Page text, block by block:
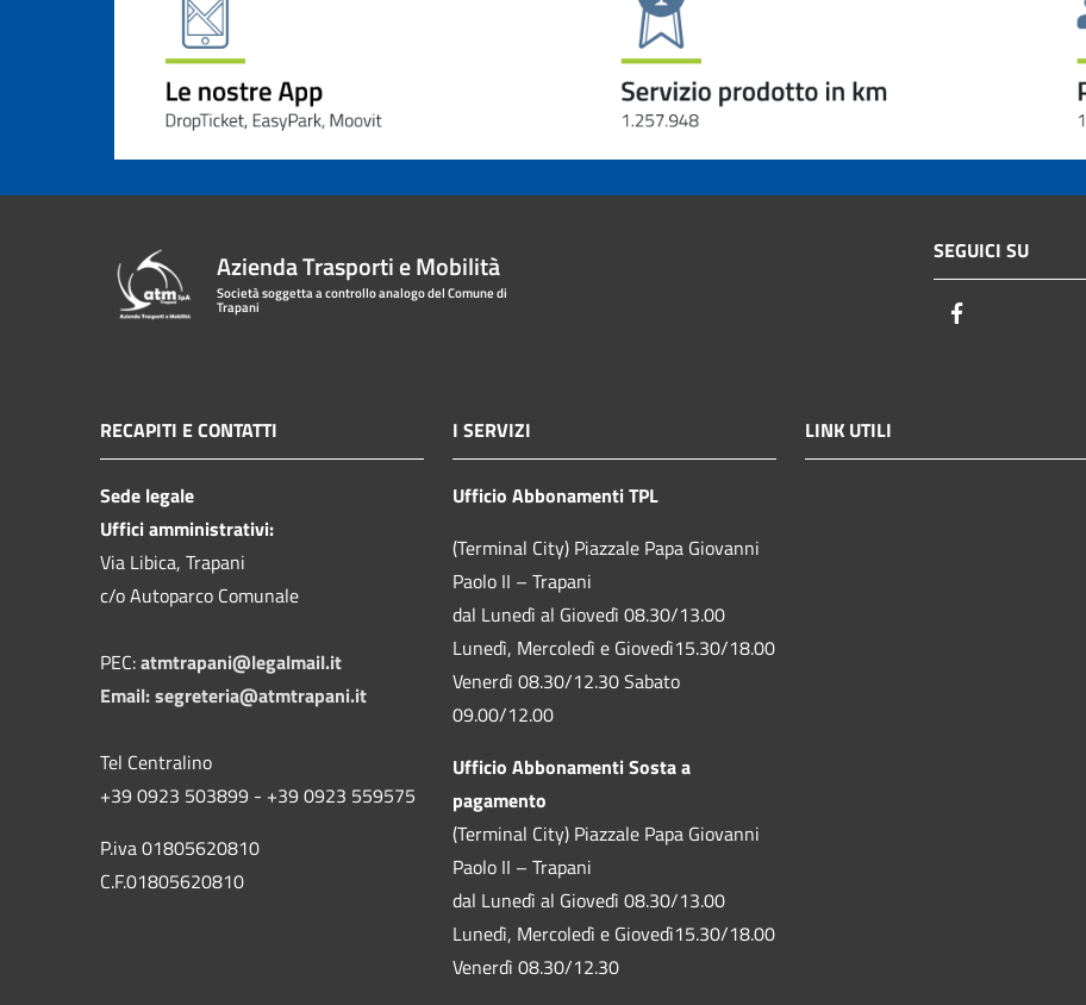
Azienda Trasporti e Mobilità
Società soggetta a controllo analogo del Comune di
Trapani
SEGUICI SU
RECAPITI E CONTATTI
Sede legale
Uffici amministrativi:
Via Libica, Trapani
c/o Autoparco Comunale
PEC:atmtrapani@legalmail.it
Email:segreteria@atmtrapani.it
Tel Centralino
+39 0923 503899 - +39 0923 559575
P.iva 01805620810
C.F.01805620810
I SERVIZI
Ufficio Abbonamenti TPL
(Terminal City) Piazzale Papa Giovanni
Paolo II – Trapani
dal Lunedì al Giovedì 08.30/13.00
Lunedì, Mercoledì e Giovedì15.30/18.00
Venerdì 08.30/12.30 Sabato
09.00/12.00
Ufficio Abbonamenti Sosta a
pagamento
(Terminal City) Piazzale Papa Giovanni
Paolo II – Trapani
dal Lunedì al Giovedì 08.30/13.00
Lunedì, Mercoledì e Giovedì15.30/18.00
Venerdì 08.30/12.30
LINK UTILI